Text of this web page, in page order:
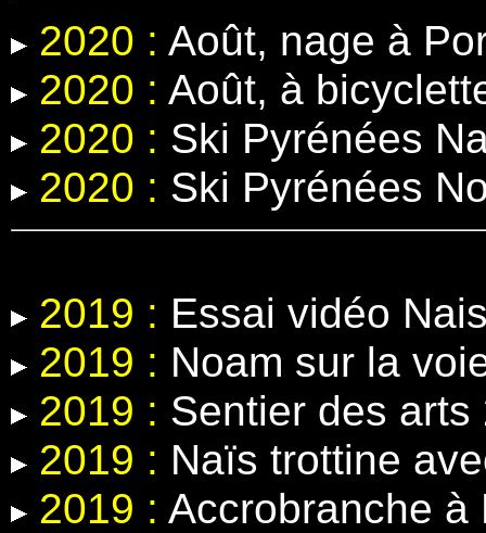
2020 : Août, nage à
2020 : Août, à
2020 : Ski Pyrénées
2020 : Ski Pyrénées
2019 : Essai vidéo
2019 : Noam sur la
2019 : Sentier des arts
2019 : Naïs trottine
2019 : Accrobranche à